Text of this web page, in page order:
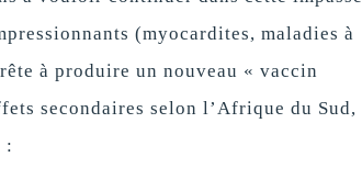
(myocardites, maladies à
à produire un nouveau « vaccin
secondaires selon l’Afrique du Sud,
: